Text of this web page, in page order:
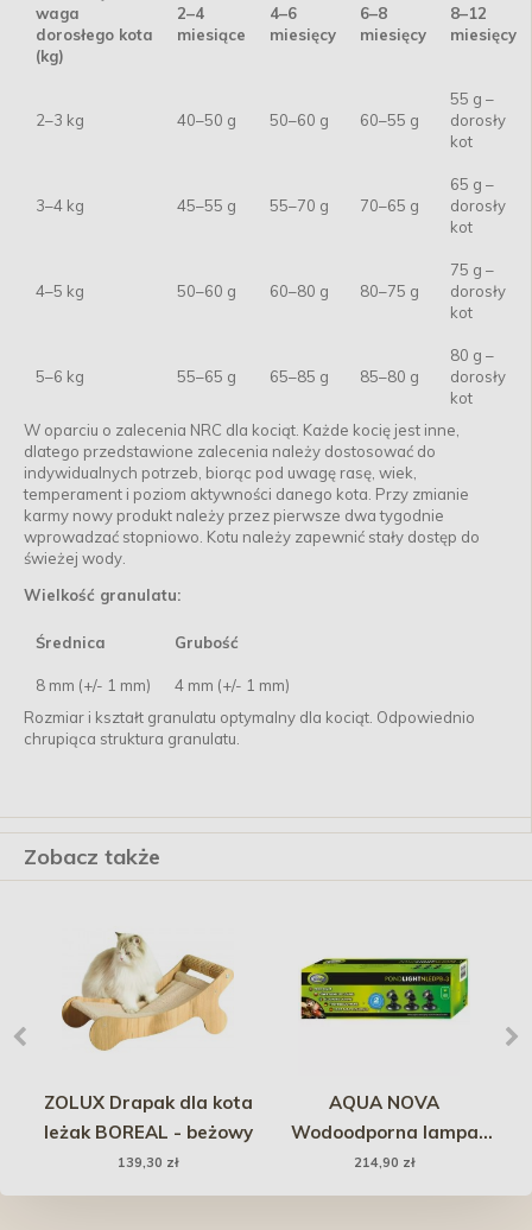
waga
dorosłego kota
(kg)
2–4
miesiące
4–6
miesięcy
6–8
miesięcy
8–12
miesięcy
2–3 kg 40–50 g 50–60 g 60–55 g
55 g –
dorosły
kot
3–4 kg 45–55 g 55–70 g 70–65 g
65 g –
dorosły
kot
4–5 kg 50–60 g 60–80 g 80–75 g
75 g –
dorosły
kot
5–6 kg 55–65 g 65–85 g 85–80 g
80 g –
dorosły
kot
W oparciu o zalecenia NRC dla kociąt. Każde kocię jest inne,
dlatego przedstawione zalecenia należy dostosować do
indywidualnych potrzeb, biorąc pod uwagę rasę, wiek,
temperament i poziom aktywności danego kota. Przy zmianie
karmy nowy produkt należy przez pierwsze dwa tygodnie
wprowadzać stopniowo. Kotu należy zapewnić stały dostęp do
świeżej wody.
Wielkość granulatu:
Średnica Grubość
8 mm (+/- 1 mm)
4 mm (+/- 1 mm)
Rozmiar i kształt granulatu optymalny dla kociąt. Odpowiednio
chrupiąca struktura granulatu.
Zobacz także
ZOLUX Drapak dla kota
leżak BOREAL - beżowy
139,30 zł
AQUA NOVA
Wodoodporna lampa
LED 3x 1W, 12V, szkiełka
kolorowe
214,90 zł